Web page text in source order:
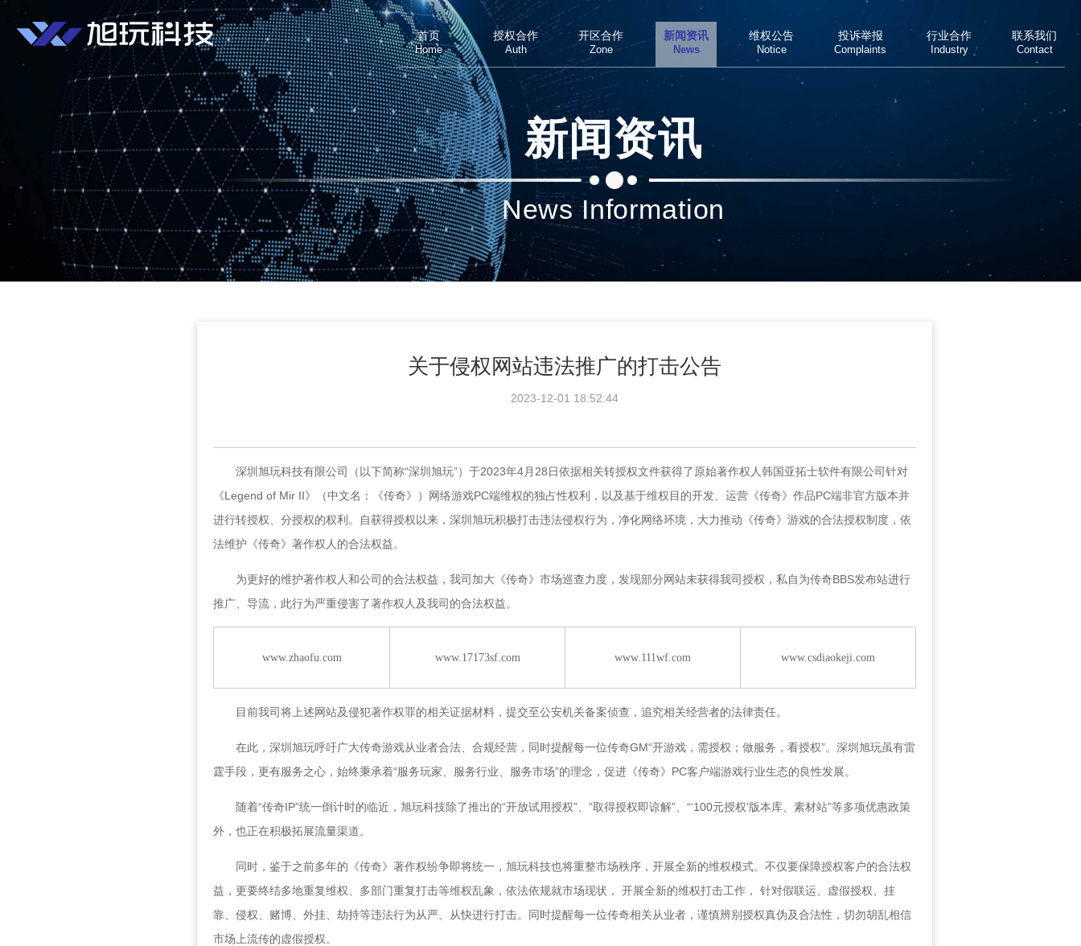
首页
Home
授权合作
Auth
开区合作
Zone
新闻资讯
News
维权公告
Notice
投诉举报
Complaints
行业合作
Industry
联系我们
Contact
新闻资讯
News Information
关于侵权网站违法推广的打击公告
2023-12-01 18:52:44
深圳旭玩科技有限公司（以下简称“深圳旭玩”）于2023年4月28日依据相关转授权文件获得了原始著作权人韩国亚拓士软件有限公司针对
《Legend of Mir II》（中文名：《传奇》）网络游戏PC端维权的独占性权利，以及基于维权目的开发、运营《传奇》作品PC端非官方版本并
进行转授权、分授权的权利。自获得授权以来，深圳旭玩积极打击违法侵权行为，净化网络环境，大力推动《传奇》游戏的合法授权制度，依
法维护《传奇》著作权人的合法权益。
为更好的维护著作权人和公司的合法权益，我司加大《传奇》市场巡查力度，发现部分网站未获得我司授权，私自为传奇BBS发布站进行
推广、导流，此行为严重侵害了著作权人及我司的合法权益。
www.zhaofu.com www.17173sf.com www.111wf.com www.csdiaokeji.com
目前我司将上述网站及侵犯著作权罪的相关证据材料，提交至公安机关备案侦查，追究相关经营者的法律责任。
在此，深圳旭玩呼吁广大传奇游戏从业者合法、合规经营，同时提醒每一位传奇GM“开游戏，需授权；做服务，看授权”。深圳旭玩虽有雷
霆手段，更有服务之心，始终秉承着“服务玩家、服务行业、服务市场”的理念，促进《传奇》PC客户端游戏行业生态的良性发展。
随着“传奇IP”统一倒计时的临近，旭玩科技除了推出的“开放试用授权”、“取得授权即谅解”、“‘100元授权’版本库、素材站”等多项优惠政策
外，也正在积极拓展流量渠道。
同时，鉴于之前多年的《传奇》著作权纷争即将统一，旭玩科技也将重整市场秩序，开展全新的维权模式。不仅要保障授权客户的合法权
益，更要终结多地重复维权、多部门重复打击等维权乱象，依法依规就市场现状， 开展全新的维权打击工作， 针对假联运、虚假授权、挂
靠、侵权、赌博、外挂、劫持等违法行为从严、从快进行打击。同时提醒每一位传奇相关从业者，谨慎辨别授权真伪及合法性，切勿胡乱相信
市场上流传的虚假授权。